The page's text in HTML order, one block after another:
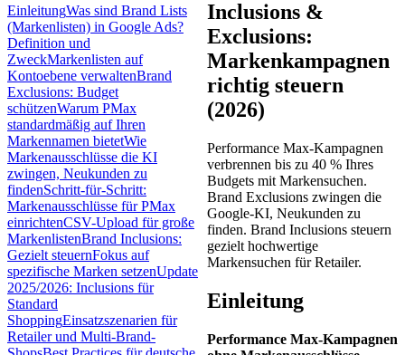
EinleitungWas sind Brand Lists
(Markenlisten) in Google Ads?
Definition und
ZweckMarkenlisten auf
Kontoebene verwaltenBrand
Exclusions: Budget
schützenWarum PMax
standardmäßig auf Ihren
Markennamen bietetWie
Markenausschlüsse die KI
zwingen, Neukunden zu
findenSchritt-für-Schritt:
Markenausschlüsse für PMax
einrichtenCSV-Upload für große
MarkenlistenBrand Inclusions:
Gezielt steuernFokus auf
spezifische Marken setzenUpdate
2025/2026: Inclusions für
Standard
ShoppingEinsatzszenarien für
Retailer und Multi-Brand-
Inclusions &
Exclusions:
Markenkampagnen
richtig steuern
(2026)
Performance Max-Kampagnen
verbrennen bis zu 40 % Ihres
Budgets mit Markensuchen.
Brand Exclusions zwingen die
Google-KI, Neukunden zu
finden. Brand Inclusions steuern
gezielt hochwertige
Markensuchen für Retailer.
Einleitung
Performance Max-Kampagnen